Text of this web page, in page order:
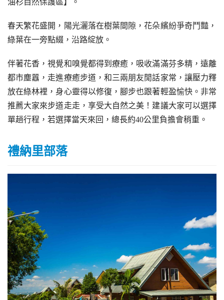
春天繁花盛開，陽光灑落在樹葉間隙，花朵繽紛爭奇鬥豔，
綠葉在一旁點綴，沿路綻放。
伴著花香，視覺和嗅覺都得到療癒，吸收滿滿芬多精，遠離
都市塵囂，走進療癒步道，和三兩朋友閒話家常，讓壓力釋
放在綠林裡，身心靈得以修復，腳步也跟著輕盈愉快。非常
推薦大家來步道走走，享受大自然之美！建議大家可以選擇
單趟行程，若選擇當天來回，總長約40公里負擔會稍重。
禮納里部落